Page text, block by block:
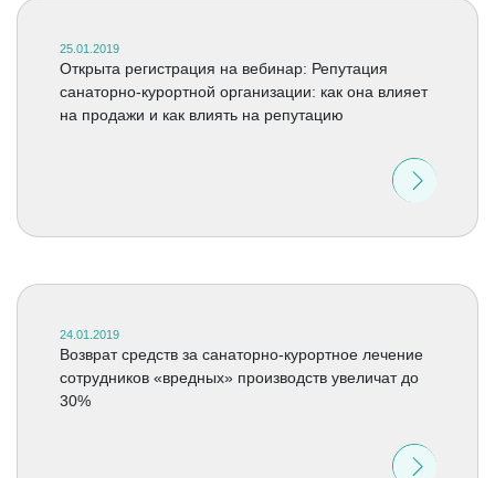
25.01.2019
Открыта регистрация на вебинар: Репутация
санаторно-курортной организации: как она влияет
на продажи и как влиять на репутацию
24.01.2019
Возврат средств за санаторно-курортное лечение
сотрудников «вредных» производств увеличат до
30%